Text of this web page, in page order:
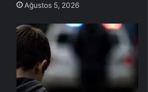
Ağustos 5, 2026